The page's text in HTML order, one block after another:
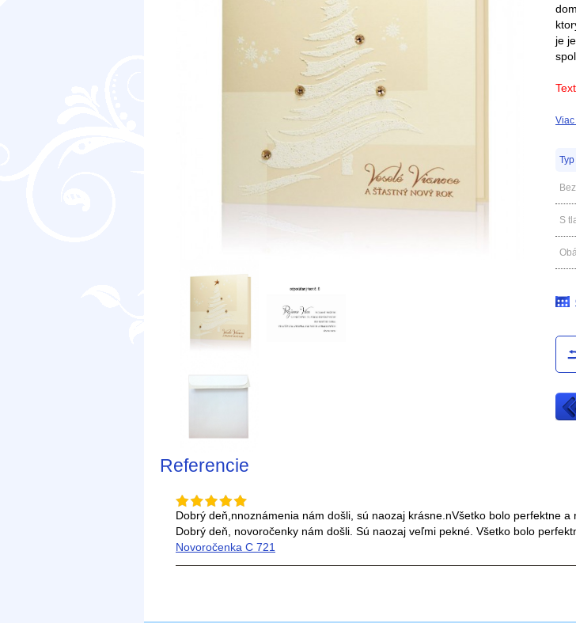
je
Typ
S
Referencie
Dobrý deň,nnoznámenia nám došli, sú naozaj krásne.nVšetko bolo perfektne
Dobrý deň, novoročenky nám došli. Sú naozaj veľmi pekné. Všetko bolo
Novoročenka C 721